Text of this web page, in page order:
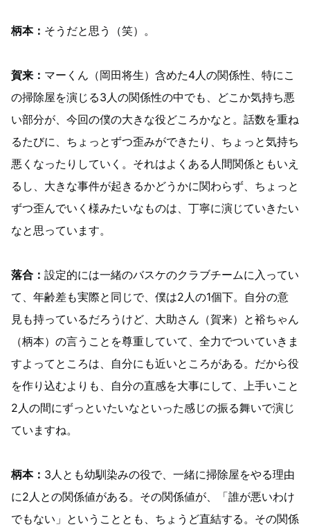
柄本： そうだと思う（笑）。
賀来： マーくん（岡田将生）含めた4人の関係性、特にこ
の掃除屋を演じる3人の関係性の中でも、どこか気持ち悪
い部分が、今回の僕の大きな役どころかなと。話数を重ね
るたびに、ちょっとずつ歪みができたり、ちょっと気持ち
悪くなったりしていく。それはよくある人間関係ともいえ
るし、大きな事件が起きるかどうかに関わらず、ちょっと
ずつ歪んでいく様みたいなものは、丁寧に演じていきたい
なと思っています。
落合： 設定的には一緒のバスケのクラブチームに入ってい
て、年齢差も実際と同じで、僕は2人の1個下。自分の意
見も持っているだろうけど、大助さん（賀来）と裕ちゃん
（柄本）の言うことを尊重していて、全力でついていきま
すよってところは、自分にも近いところがある。だから役
を作り込むよりも、自分の直感を大事にして、上手いこと
2人の間にずっといたいなといった感じの振る舞いで演じ
ていますね。
柄本： 3人とも幼馴染みの役で、一緒に掃除屋をやる理由
に2人との関係値がある。その関係値が、「誰が悪いわけ
でもない」ということとも、ちょうど直結する。その関係